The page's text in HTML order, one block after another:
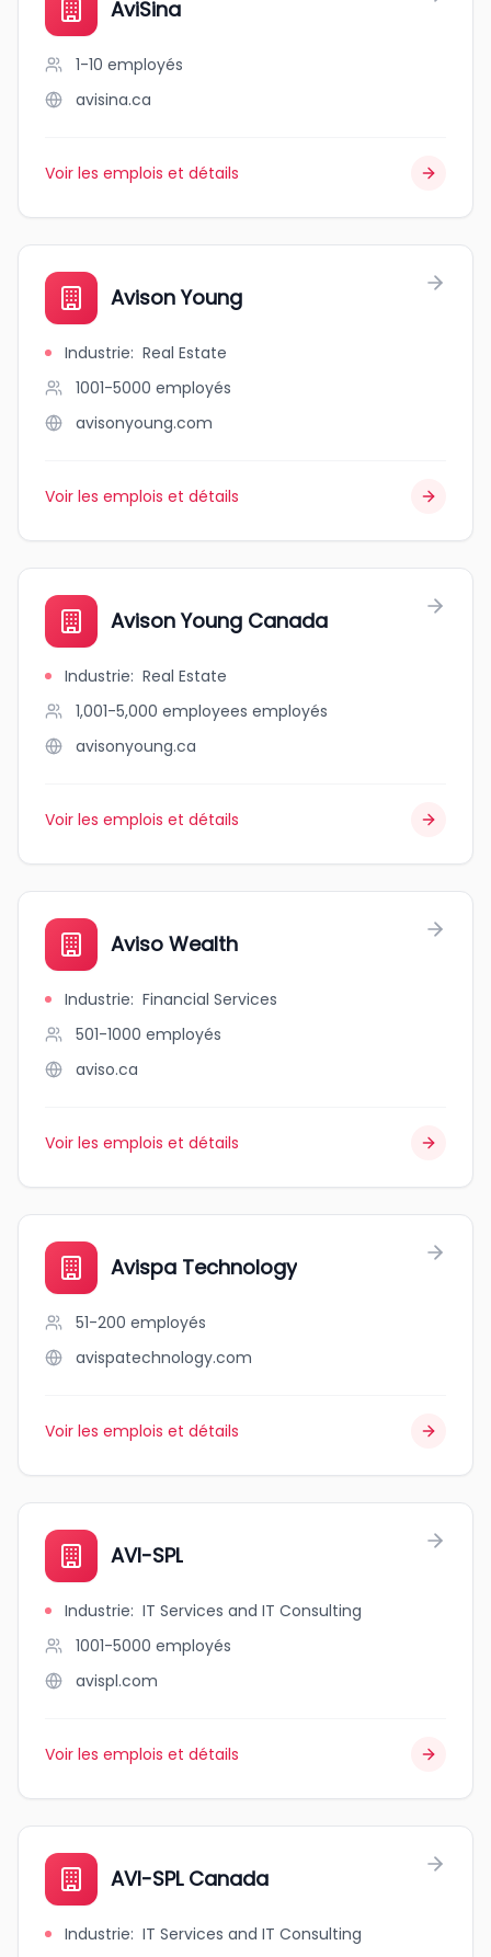
AviSina
1-10 employés
avisina.ca
Voir les emplois et détails
Avison Young
Industrie: Real Estate
1001-5000 employés
avisonyoung.com
Voir les emplois et détails
Avison Young Canada
Industrie: Real Estate
1,001-5,000 employees employés
avisonyoung.ca
Voir les emplois et détails
Aviso Wealth
Industrie: Financial Services
501-1000 employés
aviso.ca
Voir les emplois et détails
Avispa Technology
51-200 employés
avispatechnology.com
Voir les emplois et détails
AVI-SPL
Industrie: IT Services and IT Consulting
1001-5000 employés
avispl.com
Voir les emplois et détails
AVI-SPL Canada
Industrie: IT Services and IT Consulting